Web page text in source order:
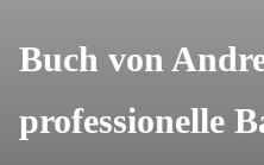
Buch von
professionelle